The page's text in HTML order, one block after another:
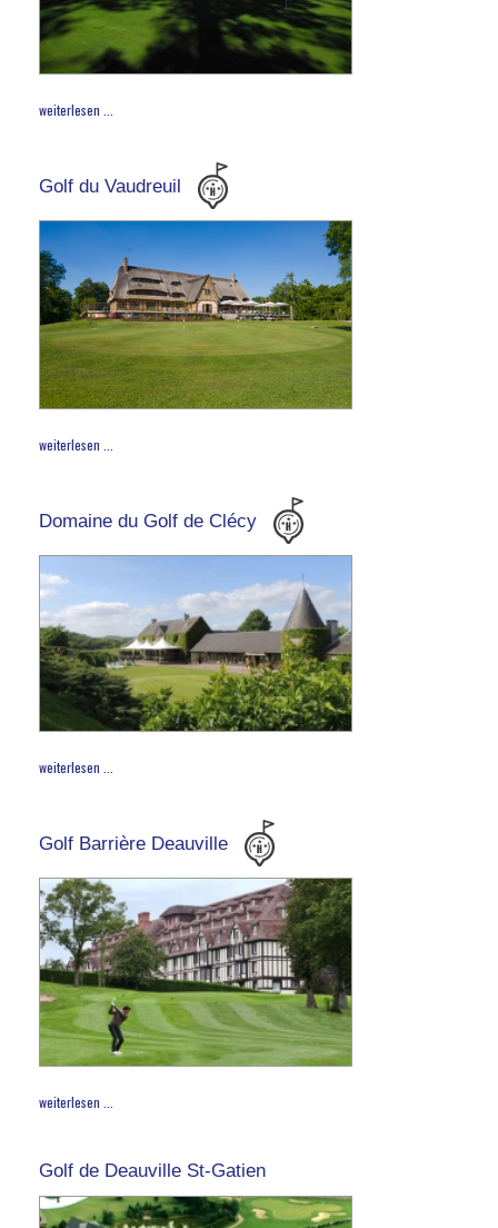
weiterlesen ...
Golf du Vaudreuil
weiterlesen ...
Domaine du Golf de Clécy
weiterlesen ...
Golf Barrière Deauville
weiterlesen ...
Golf de Deauville St-Gatien